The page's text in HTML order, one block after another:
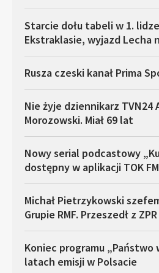
Starcie dołu tabeli w 1.
Ekstraklasie, wyjazd Lecha
Rusza czeski kanał Prima
Nie żyje dziennikarz TVN24
Morozowski. Miał 69 lat
Nowy serial podcastowy
dostępny w aplikacji TOK
Michał Pietrzykowski
Grupie RMF. Przeszedł z
Koniec programu „Państwo
latach emisji w Polsacie